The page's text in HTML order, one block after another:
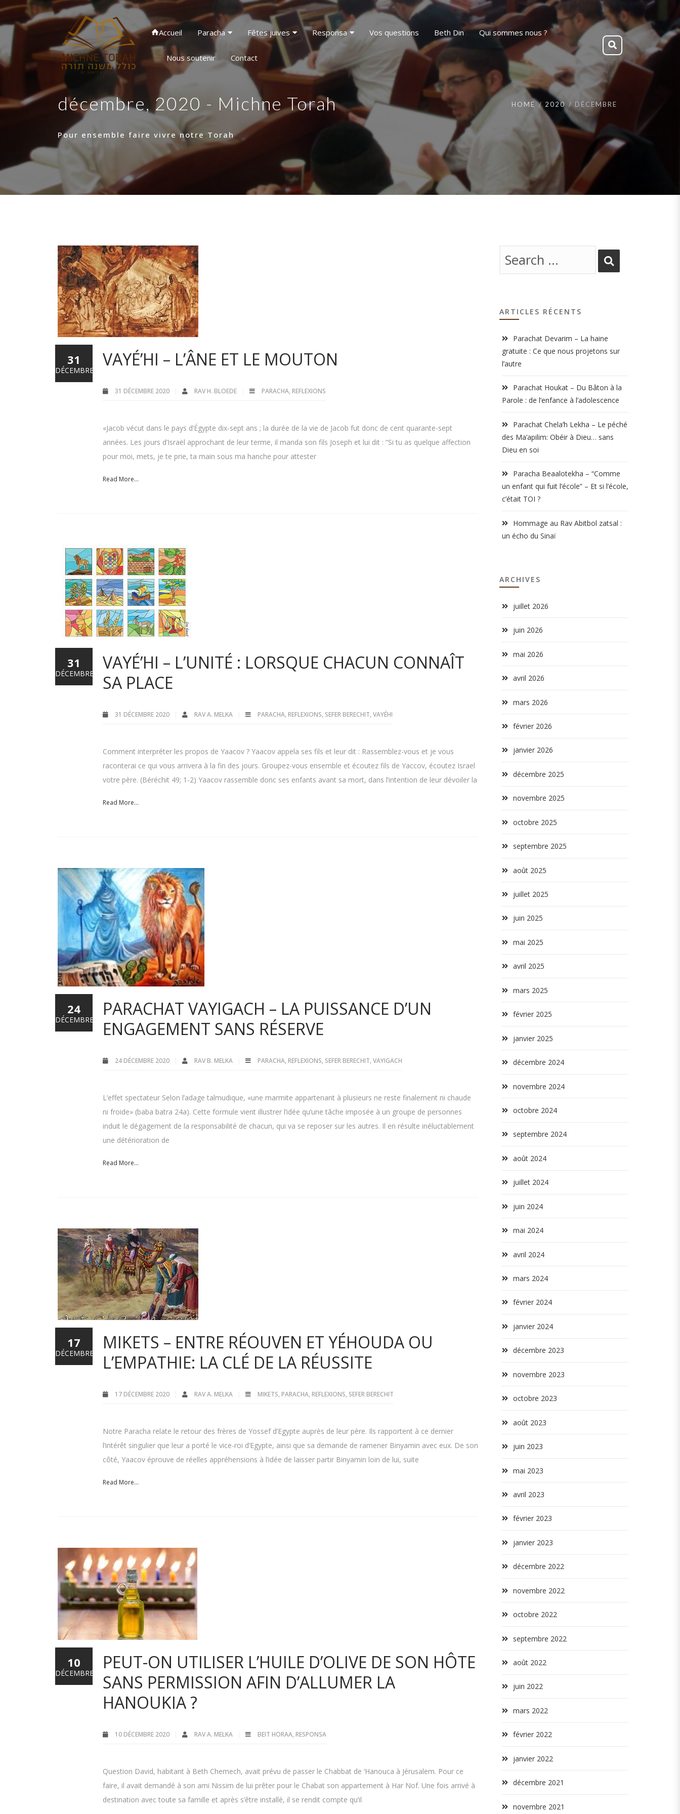
Accueil Paracha Fêtes juives Responsa Vos questions Beth Din Qui sommes nous ?
Nous soutenir Contact
décembre, 2020 - Michne Torah
Pour ensemble faire vivre notre Torah
HOME 2020 DÉCEMBRE
VAYÉ’HI – L’ÂNE ET LE MOUTON
31 DÉCEMBRE 2020 RAV H. BLOEDE PARACHA, REFLEXIONS
«Jacob vécut dans le pays d’Égypte dix-sept ans ; la durée de la vie de Jacob fut donc de cent quarante-sept
années. Les jours d’Israël approchant de leur terme, il manda son fils Joseph et lui dit : “Si tu as quelque affection
pour moi, mets, je te prie, ta main sous ma hanche pour attester
Read More...
31
DÉCEMBRE
VAYÉ’HI – L’UNITÉ : LORSQUE CHACUN CONNAÎT
SA PLACE
31 DÉCEMBRE 2020 RAV A. MELKA PARACHA, REFLEXIONS, SEFER BERECHIT, VAYÉHI
Comment interpréter les propos de Yaacov ? Yaacov appela ses fils et leur dit : Rassemblez-vous et je vous
raconterai ce qui vous arrivera à la fin des jours. Groupez-vous ensemble et écoutez fils de Yaccov, écoutez Israel
votre père. (Béréchit 49; 1-2) Yaacov rassemble donc ses enfants avant sa mort, dans l’intention de leur dévoiler la
Read More...
31
DÉCEMBRE
PARACHAT VAYIGACH – LA PUISSANCE D’UN
ENGAGEMENT SANS RÉSERVE
24 DÉCEMBRE 2020 RAV B. MELKA PARACHA, REFLEXIONS, SEFER BERECHIT, VAYIGACH
L’effet spectateur Selon l’adage talmudique, «une marmite appartenant à plusieurs ne reste finalement ni chaude
ni froide» (baba batra 24a). Cette formule vient illustrer l’idée qu’une tâche imposée à un groupe de personnes
induit le dégagement de la responsabilité de chacun, qui va se reposer sur les autres. Il en résulte inéluctablement
une détérioration de
Read More...
24
DÉCEMBRE
MIKETS – ENTRE RÉOUVEN ET YÉHOUDA OU
L’EMPATHIE: LA CLÉ DE LA RÉUSSITE
17 DÉCEMBRE 2020 RAV A. MELKA MIKETS, PARACHA, REFLEXIONS, SEFER BERECHIT
Notre Paracha relate le retour des frères de Yossef d’Egypte auprès de leur père. Ils rapportent à ce dernier
l’intérêt singulier que leur a porté le vice-roi d’Egypte, ainsi que sa demande de ramener Binyamin avec eux. De son
côté, Yaacov éprouve de réelles appréhensions à l’idée de laisser partir Binyamin loin de lui, suite
Read More...
17
DÉCEMBRE
PEUT-ON UTILISER L’HUILE D’OLIVE DE SON HÔTE
SANS PERMISSION AFIN D’ALLUMER LA
HANOUKIA ?
10 DÉCEMBRE 2020 RAV A. MELKA BEIT HORAA, RESPONSA
Question David, habitant à Beth Chemech, avait prévu de passer le Chabbat de ‘Hanouca à Jérusalem. Pour ce
faire, il avait demandé à son ami Nissim de lui prêter pour le Chabat son appartement à Har Nof. Une fois arrivé à
destination avec toute sa famille et après s’être installé, il se rendit compte qu’il
10
DÉCEMBRE
ARTICLES RÉCENTS
Parachat Devarim – La haine
gratuite : Ce que nous projetons sur
l’autre
Parachat Houkat – Du Bâton à la
Parole : de l’enfance à l’adolescence
Parachat Chela’h Lekha – Le péché
des Ma’apilim: Obéir à Dieu… sans
Dieu en soi
Paracha Beaalotekha – “Comme
un enfant qui fuit l’école” – Et si l’école,
c’était TOI ?
Hommage au Rav Abitbol zatsal :
un écho du Sinaï
ARCHIVES
juillet 2026
juin 2026
mai 2026
avril 2026
mars 2026
février 2026
janvier 2026
décembre 2025
novembre 2025
octobre 2025
septembre 2025
août 2025
juillet 2025
juin 2025
mai 2025
avril 2025
mars 2025
février 2025
janvier 2025
décembre 2024
novembre 2024
octobre 2024
septembre 2024
août 2024
juillet 2024
juin 2024
mai 2024
avril 2024
mars 2024
février 2024
janvier 2024
décembre 2023
novembre 2023
octobre 2023
août 2023
juin 2023
mai 2023
avril 2023
février 2023
janvier 2023
décembre 2022
novembre 2022
octobre 2022
septembre 2022
août 2022
juin 2022
mars 2022
février 2022
janvier 2022
décembre 2021
novembre 2021